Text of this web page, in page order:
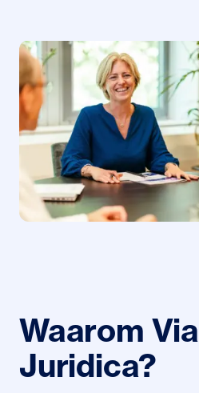
Waarom Via
Juridica?